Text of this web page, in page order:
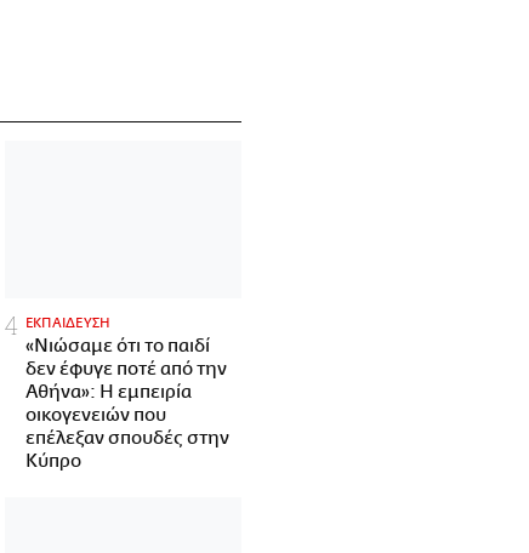
ΕΚΠΑΙΔΕΥΣΗ
«Νιώσαμε ότι το παιδί
δεν έφυγε ποτέ από την
Αθήνα»: Η εμπειρία
οικογενειών που
επέλεξαν σπουδές στην
Κύπρο